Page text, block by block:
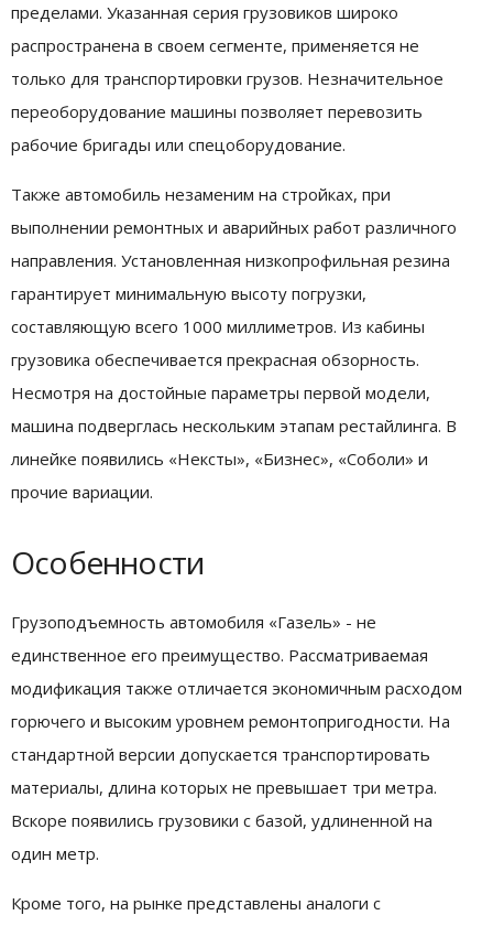
пределами. Указанная серия грузовиков широко
распространена в своем сегменте, применяется не
только для транспортировки грузов. Незначительное
переоборудование машины позволяет перевозить
рабочие бригады или спецоборудование.
Также автомобиль незаменим на стройках, при
выполнении ремонтных и аварийных работ различного
направления. Установленная низкопрофильная резина
гарантирует минимальную высоту погрузки,
составляющую всего 1000 миллиметров. Из кабины
грузовика обеспечивается прекрасная обзорность.
Несмотря на достойные параметры первой модели,
машина подверглась нескольким этапам рестайлинга. В
линейке появились «Нексты», «Бизнес», «Соболи» и
прочие вариации.
Особенности
Грузоподъемность автомобиля «Газель» - не
единственное его преимущество. Рассматриваемая
модификация также отличается экономичным расходом
горючего и высоким уровнем ремонтопригодности. На
стандартной версии допускается транспортировать
материалы, длина которых не превышает три метра.
Вскоре появились грузовики с базой, удлиненной на
один метр.
Кроме того, на рынке представлены аналоги с